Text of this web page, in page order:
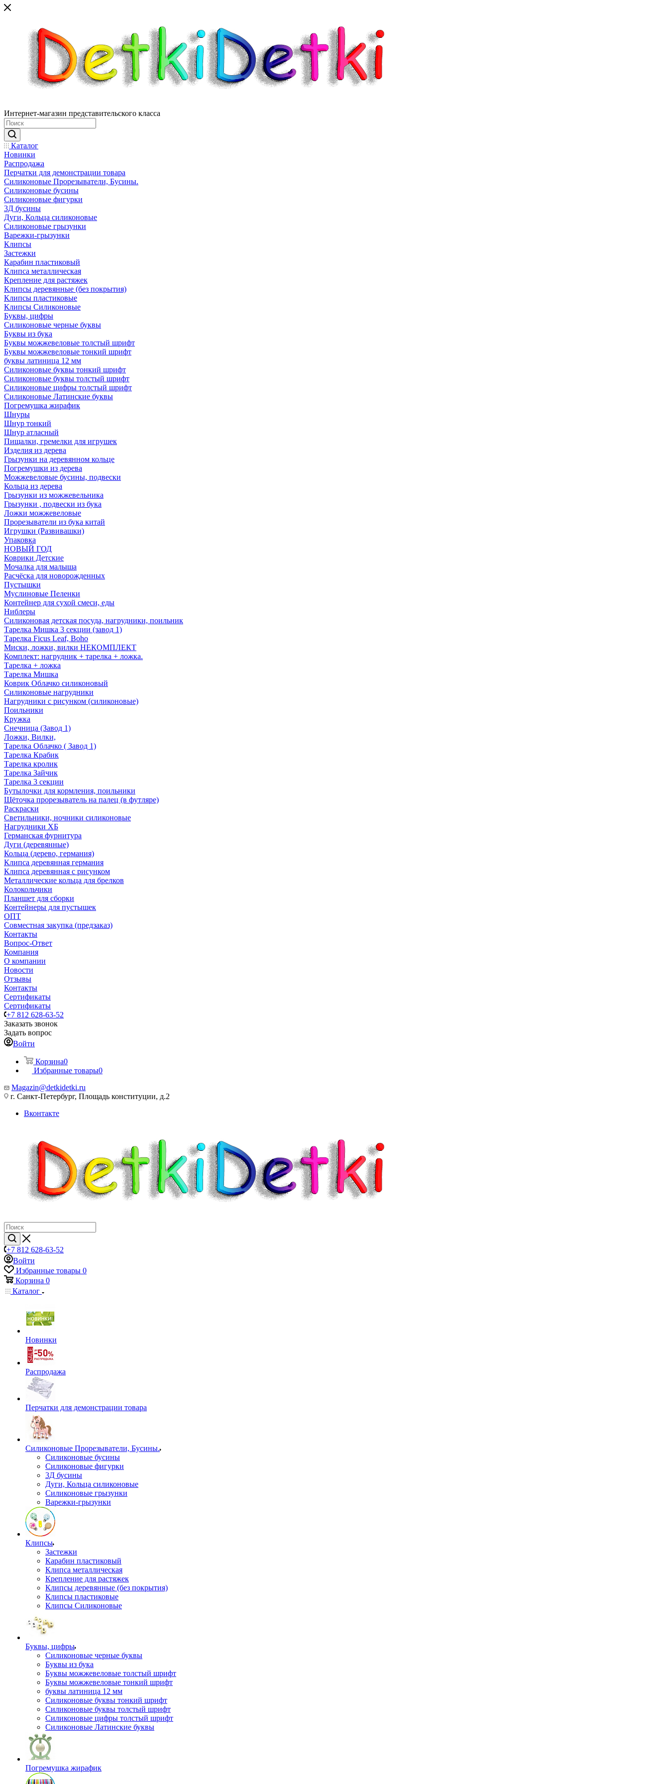
Интернет-магазин представительского класса
Каталог
Новинки
Распродажа
Перчатки для демонстрации товара
Силиконовые Прорезыватели, Бусины.
Силиконовые бусины
Силиконовые фигурки
3Д бусины
Дуги, Кольца силиконовые
Силиконовые грызунки
Варежки-грызунки
Клипсы
Застежки
Карабин пластиковый
Клипса металлическая
Крепление для растяжек
Клипсы деревянные (без покрытия)
Клипсы пластиковые
Клипсы Силиконовые
Буквы, цифры
Силиконовые черные буквы
Буквы из бука
Буквы можжевеловые толстый шрифт
Буквы можжевеловые тонкий шрифт
буквы латиница 12 мм
Силиконовые буквы тонкий шрифт
Силиконовые буквы толстый шрифт
Силиконовые цифры толстый шрифт
Силиконовые Латинские буквы
Погремушка жирафик
Шнуры
Шнур тонкий
Шнур атласный
Пищалки, гремелки для игрушек
Изделия из дерева
Грызунки на деревянном кольце
Погремушки из дерева
Можжевеловые бусины, подвески
Кольца из дерева
Грызунки из можжевельника
Грызунки , подвески из бука
Ложки можжевеловые
Прорезыватели из бука китай
Игрушки (Развивашки)
Упаковка
НОВЫЙ ГОД
Коврики Детские
Мочалка для малыша
Расчёска для новорожденных
Пустышки
Муслиновые Пеленки
Контейнер для сухой смеси, еды
Ниблеры
Силиконовая детская посуда, нагрудники, поильник
Тарелка Мишка 3 секции (завод 1)
Тарелка Ficus Leaf, Boho
Миски, ложки, вилки НЕКОМПЛЕКТ
Комплект: нагрудник + тарелка + ложка.
Тарелка + ложка
Тарелка Мишка
Коврик Облачко силиконовый
Силиконовые нагрудники
Нагрудники с рисунком (силиконовые)
Поильники
Кружка
Снечница (Завод 1)
Ложки, Вилки,
Тарелка Облачко ( Завод 1)
Тарелка Крабик
Тарелка кролик
Тарелка Зайчик
Тарелка 3 секции
Бутылочки для кормления, поильники
Щёточка прорезыватель на палец (в футляре)
Раскраски
Светильники, ночники силиконовые
Нагрудники ХБ
Германская фурнитура
Дуги (деревянные)
Кольца (дерево, германия)
Клипса деревянная германия
Клипса деревянная с рисунком
Металлические кольца для брелков
Колокольчики
Планшет для сборки
Контейнеры для пустышек
ОПТ
Совместная закупка (предзаказ)
Контакты
Вопрос-Ответ
Компания
О компании
Новости
Отзывы
Контакты
Сертификаты
Сертификаты
+7 812 628-63-52
Заказать звонок
Задать вопрос
Войти
Корзина0
Избранные товары0
Magazin@detkidetki.ru
г. Санкт-Петербург, Площадь конституции, д.2
Вконтакте
+7 812 628-63-52
Войти
Избранные товары 0
Корзина 0
Каталог
Новинки
Распродажа
Перчатки для демонстрации товара
Силиконовые Прорезыватели, Бусины.
Силиконовые бусины
Силиконовые фигурки
3Д бусины
Дуги, Кольца силиконовые
Силиконовые грызунки
Варежки-грызунки
Клипсы
Застежки
Карабин пластиковый
Клипса металлическая
Крепление для растяжек
Клипсы деревянные (без покрытия)
Клипсы пластиковые
Клипсы Силиконовые
Буквы, цифры
Силиконовые черные буквы
Буквы из бука
Буквы можжевеловые толстый шрифт
Буквы можжевеловые тонкий шрифт
буквы латиница 12 мм
Силиконовые буквы тонкий шрифт
Силиконовые буквы толстый шрифт
Силиконовые цифры толстый шрифт
Силиконовые Латинские буквы
Погремушка жирафик